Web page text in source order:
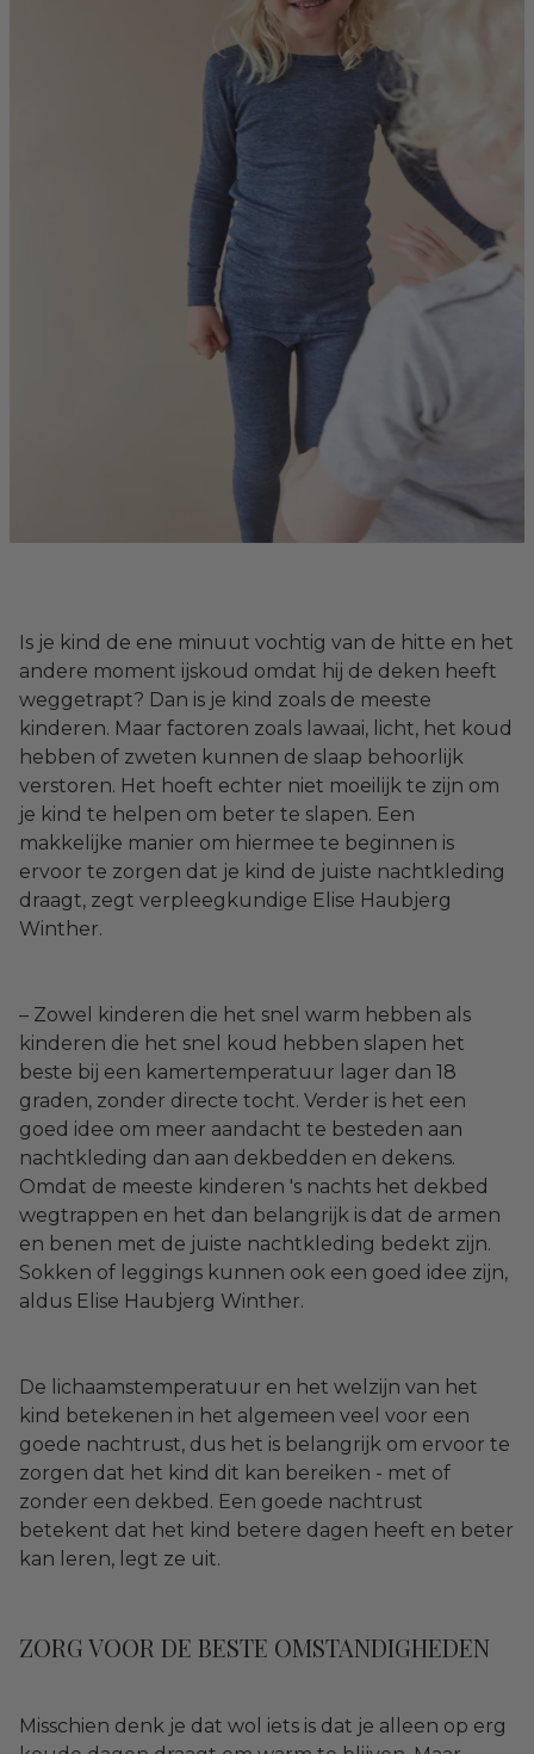
Is je kind de ene minuut vochtig van de hitte en het
andere moment ijskoud omdat hij de deken heeft
weggetrapt? Dan is je kind zoals de meeste
kinderen. Maar factoren zoals lawaai, licht, het koud
hebben of zweten kunnen de slaap behoorlijk
verstoren. Het hoeft echter niet moeilijk te zijn om
je kind te helpen om beter te slapen. Een
makkelijke manier om hiermee te beginnen is
ervoor te zorgen dat je kind de juiste nachtkleding
draagt, zegt verpleegkundige Elise Haubjerg
Winther.
– Zowel kinderen die het snel warm hebben als
kinderen die het snel koud hebben slapen het
beste bij een kamertemperatuur lager dan 18
graden, zonder directe tocht. Verder is het een
goed idee om meer aandacht te besteden aan
nachtkleding dan aan dekbedden en dekens.
Omdat de meeste kinderen 's nachts het dekbed
wegtrappen en het dan belangrijk is dat de armen
en benen met de juiste nachtkleding bedekt zijn.
Sokken of leggings kunnen ook een goed idee zijn,
aldus Elise Haubjerg Winther.
De lichaamstemperatuur en het welzijn van het
kind betekenen in het algemeen veel voor een
goede nachtrust, dus het is belangrijk om ervoor te
zorgen dat het kind dit kan bereiken - met of
zonder een dekbed. Een goede nachtrust
betekent dat het kind betere dagen heeft en beter
kan leren, legt ze uit.
ZORG VOOR DE BESTE OMSTANDIGHEDEN
Misschien denk je dat wol iets is dat je alleen op erg